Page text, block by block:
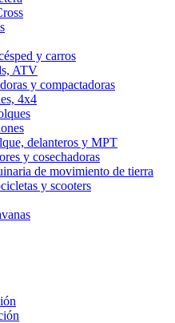
y carros
ATV
y compactadoras
4x4
delanteros y MPT
y cosechadoras
de movimiento de tierra
y scooters